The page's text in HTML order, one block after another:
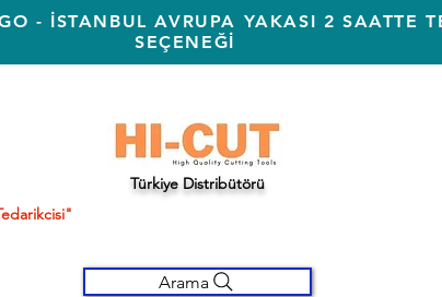
- İSTANBUL AVRUPA YAKASI 2 SAATTE
SEÇENEĞİ
Türkiye Distribütörü
Arama